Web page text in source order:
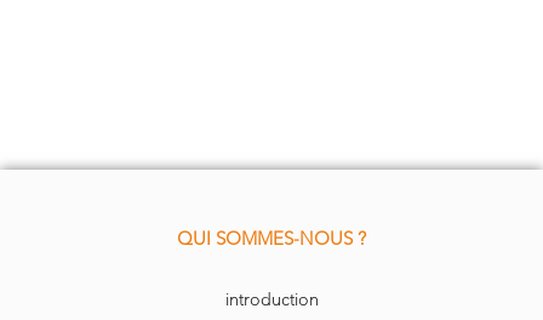
QUI SOMMES-NOUS ?
introduction